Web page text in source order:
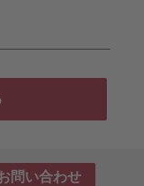
問い合わせ